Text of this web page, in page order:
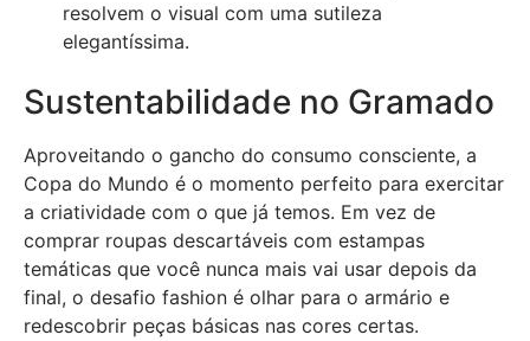
resolvem o visual com uma sutileza
elegantíssima.
Sustentabilidade no Gramado
Aproveitando o gancho do consumo consciente, a
Copa do Mundo é o momento perfeito para exercitar
a criatividade com o que já temos. Em vez de
comprar roupas descartáveis com estampas
temáticas que você nunca mais vai usar depois da
final, o desafio fashion é olhar para o armário e
redescobrir peças básicas nas cores certas.